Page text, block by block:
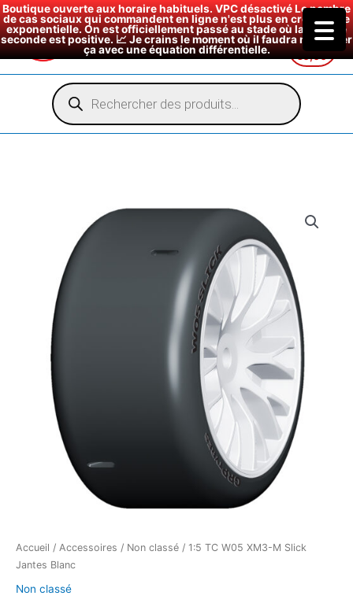
Boutique ouverte aux horaire habituels. VPC désactivé Le nombre
de cas sociaux qui commandent en ligne n'est plus en croissance
exponentielle. On est officiellement passé au stade où la dérivée
seconde est positive. 📈 Je crains le moment où il faudra modéliser
ça avec une équation différentielle.
€0,00
Recherche
de
produits
Accueil / Accessoires / Non classé / 1:5 TC W05 XM3-M Slick
Jantes Blanc
Non classé